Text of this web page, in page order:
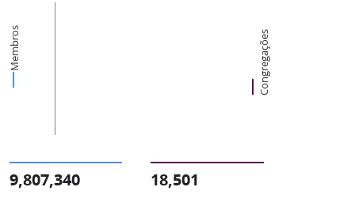
Membros Congregações
9,807,340 18,501